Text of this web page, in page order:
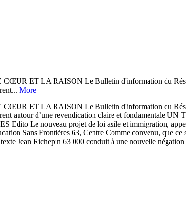
ET LA RAISON Le Bulletin d'information du
More
ET LA RAISON Le Bulletin d'information du
autour d’une revendication claire et fondamentale
Le nouveau projet de loi asile et immigration,
Sans Frontières 63, Centre Comme convenu, que
Jean Richepin 63 000 conduit à une nouvelle